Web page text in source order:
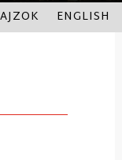
ENGLISH